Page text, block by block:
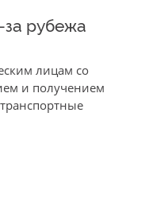
за рубежа
лицам со
и получением